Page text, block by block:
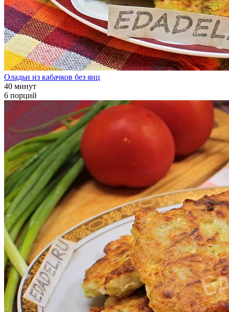
Оладьи из кабачков без яиц
40 минут
6 порций